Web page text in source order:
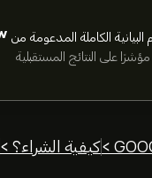
البيانية الكاملة المدعومة من
مؤشرًا على النتائج المستقبلية
كيفية الشراء؟ >